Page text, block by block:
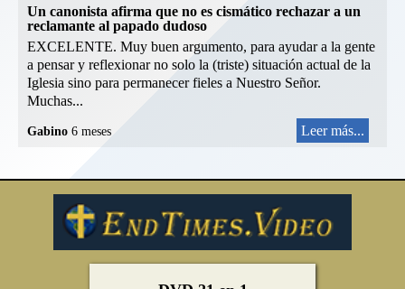
Un canonista afirma que no es cismático rechazar a un
reclamante al papado dudoso
EXCELENTE. Muy buen argumento, para ayudar a la gente
a pensar y reflexionar no solo la (triste) situación actual de la
Iglesia sino para permanecer fieles a Nuestro Señor.
Muchas...
Gabino 6 meses Leer más...